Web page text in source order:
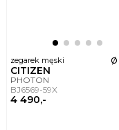
zegarek męski ø
CITIZEN
PHOTON
BJ6569-59X
4 490,-